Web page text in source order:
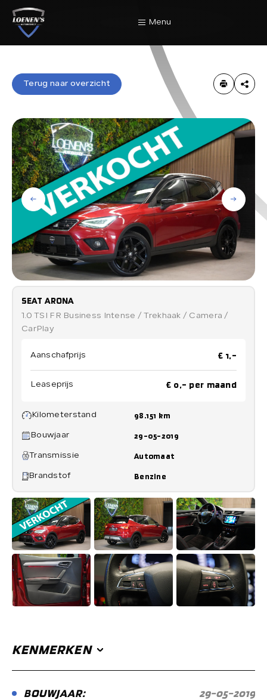
Menu
Home
Aanbod
Diensten
Werkplaats
Over Ons
Verkocht
Contact
Direct contact
Direct contact
E-mail
+31 6 23892532
Adres
De Groendijck 43
3466 NJ Waarder
Terug naar overzicht
SEAT ARONA
1.0 TSI FR Business Intense / Trekhaak / Camera /
CarPlay
Aanschafprijs € 1,-
Leaseprijs € 0,- per maand
Kilometerstand 98.151 km
Bouwjaar 29-05-2019
Transmissie Automaat
Brandstof Benzine
KENMERKEN
BOUWJAAR:
29-05-2019